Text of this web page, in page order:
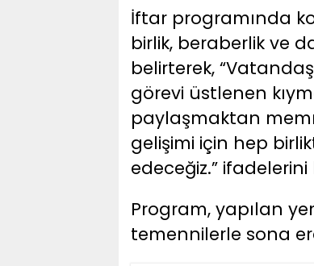
İftar programında
birlik, beraberlik ve
belirterek,
görevi üstlenen
paylaşmaktan
gelişimi için hep
edeceğiz.” ifadelerini
Program, yapılan
temennilerle sona